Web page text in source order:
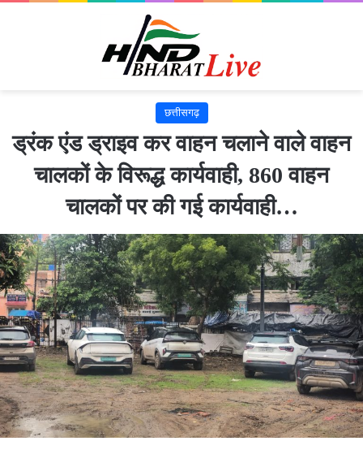
छत्तीसगढ़
ड्रंक एंड ड्राइव कर वाहन चलाने वाले वाहन
चालकों के विरूद्ध कार्यवाही, 860 वाहन
चालकों पर की गई कार्यवाही…